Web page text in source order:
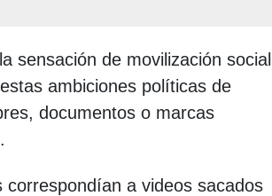
sensación de movilización social
ambiciones políticas de
documentos o marcas
a videos sacados